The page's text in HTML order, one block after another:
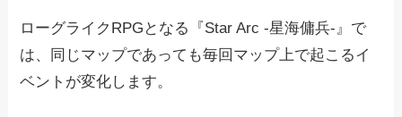
ローグライクRPGとなる『Star Arc -星海傭兵-』で
は、同じマップであっても毎回マップ上で起こるイ
ベントが変化します。